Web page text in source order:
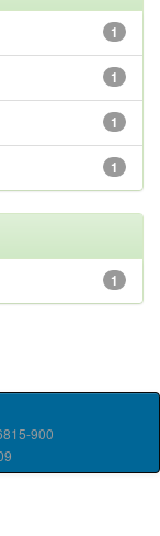
1
1
1
1
1
900